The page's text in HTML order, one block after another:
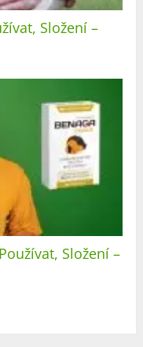
Složení –
Složení –